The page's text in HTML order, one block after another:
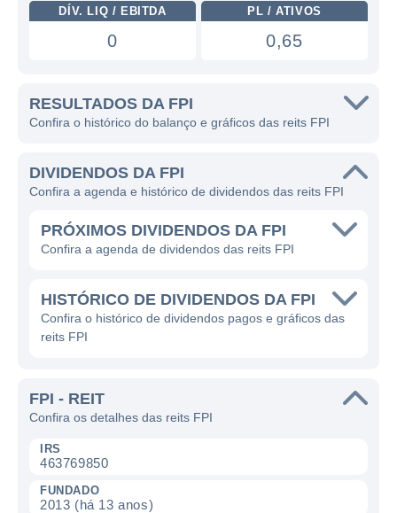
DÍV. LIQ / EBITDA
0
PL / ATIVOS
0,65
RESULTADOS DA FPI
Confira o histórico do balanço e gráficos das reits FPI
DIVIDENDOS DA FPI
Confira a agenda e histórico de dividendos das reits FPI
PRÓXIMOS DIVIDENDOS DA FPI
Confira a agenda de dividendos das reits FPI
HISTÓRICO DE DIVIDENDOS DA FPI
Confira o histórico de dividendos pagos e gráficos das
reits FPI
FPI - REIT
Confira os detalhes das reits FPI
IRS
463769850
FUNDADO
2013 (há 13 anos)